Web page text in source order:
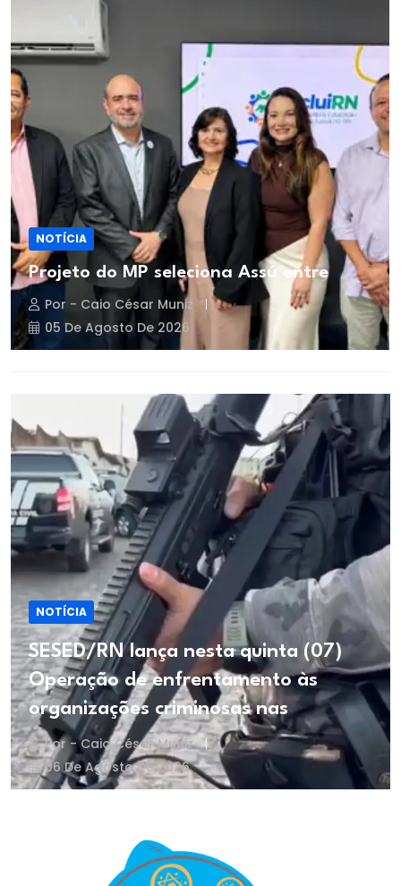
NOTÍCIA
Projeto do MP seleciona Assú entre
Por - Caio César Muniz
05 De Agosto De 2026
NOTÍCIA
SESED/RN lança nesta quinta (07)
Operação de enfrentamento às
organizações criminosas nas
Por - Caio César Muniz
06 De Agosto De 2026